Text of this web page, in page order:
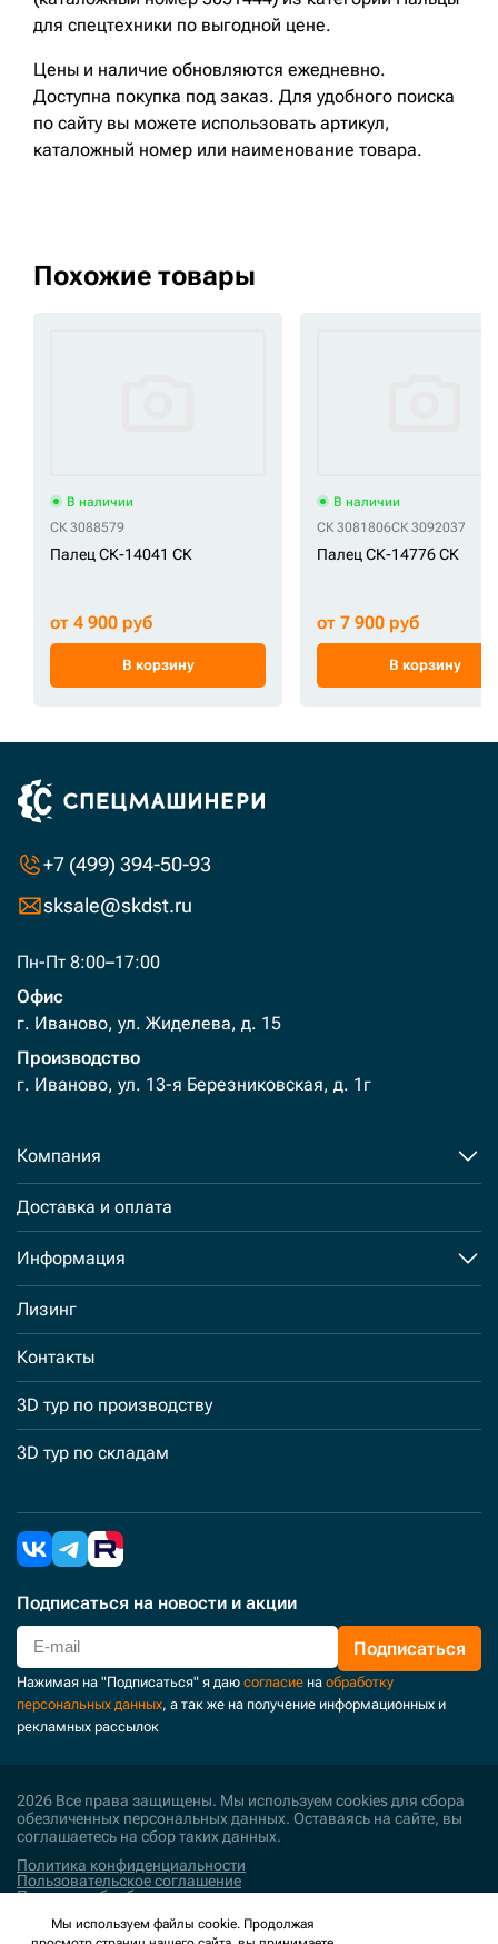
для спецтехники по выгодной цене.
Цены и наличие обновляются ежедневно.
Доступна покупка под заказ. Для удобного поиска
по сайту вы можете использовать артикул,
каталожный номер или наименование товара.
Похожие товары
В наличии
СК 3088579
Палец СК-14041 СК
от 4 900 руб
В корзину
В наличии
СК 3081806СК 3092037
Палец СК-14776 СК
от 7 900 руб
В корзину
+7 (499) 394-50-93
sksale@skdst.ru
Пн-Пт 8:00–17:00
Офис
г. Иваново, ул. Жиделева, д. 15
Производство
г. Иваново, ул. 13-я Березниковская, д. 1г
Компания
Доставка и оплата
Информация
Лизинг
Контакты
3D тур по производству
3D тур по складам
Подписаться на новости и акции
Подписаться
Нажимая на "Подписаться" я даю согласие на обработку
персональных данных, а так же на получение информационных и
рекламных рассылок
2026 Все права защищены. Мы используем cookies для сбора
обезличенных персональных данных. Оставаясь на сайте, вы
соглашаетесь на сбор таких данных.
Политика конфиденциальности
Пользовательское соглашение
Политика обработки персональных данных
Мы используем файлы cookie. Продолжая